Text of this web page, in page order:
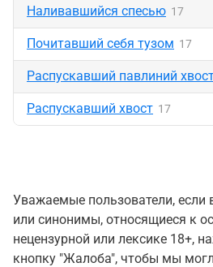
Наливавшийся спесью 17
Почитавший себя тузом 17
Распускавший павлиний
Распускавший хвост 17
Уважаемые пользователи, если
или синонимы, относящиеся к
нецензурной или лексике 18+,
кнопку "Жалоба", чтобы мы